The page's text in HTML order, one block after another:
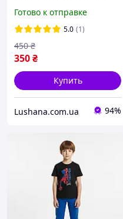
Готово к отправке
5.0 (1)
350₴
450 ₴
Купить
Lushana.com.ua 94%